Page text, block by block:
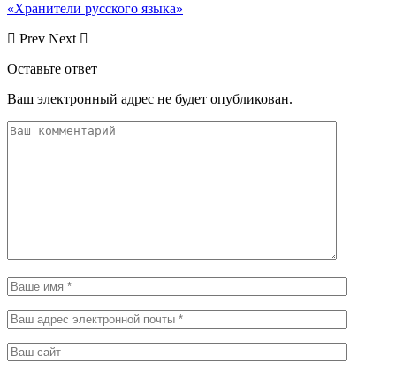
«Хранители русского языка»
Prev Next
Оставьте ответ
Ваш электронный адрес не будет опубликован.